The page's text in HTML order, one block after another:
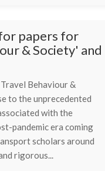
papers for
& Society' and
Behaviour &
to the unprecedented
with the
pandemic era coming
scholars around
rigorous...